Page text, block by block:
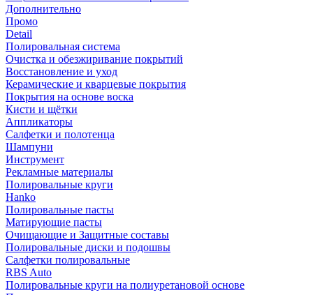
Дополнительно
Промо
Detail
Полировальная система
Очистка и обезжиривание покрытий
Восстановление и уход
Керамические и кварцевые покрытия
Покрытия на основе воска
Кисти и щётки
Аппликаторы
Салфетки и полотенца
Шампуни
Инструмент
Рекламные материалы
Полировальные круги
Hanko
Полировальные пасты
Матирующие пасты
Очищающие и Защитные составы
Полировальные диски и подошвы
Салфетки полировальные
RBS Auto
Полировальные круги на полиуретановой основе